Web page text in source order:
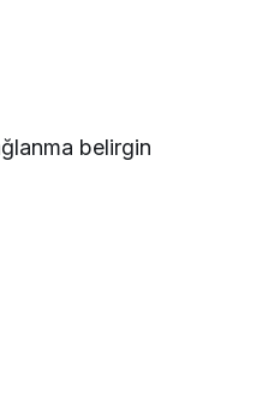
belirgin